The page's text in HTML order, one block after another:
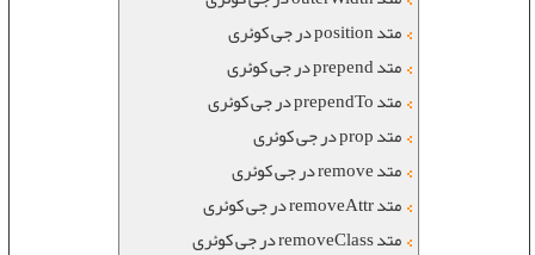
متد position در جی کوئری
متد prepend در جی کوئری
متد prependTo در جی کوئری
متد prop در جی کوئری
متد remove در جی کوئری
متد removeAttr در جی کوئری
متد removeClass در جی کوئری